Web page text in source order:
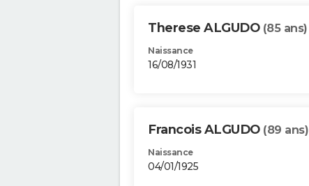
Therese ALGUDO (85 ans)
Naissance
16/08/1931
Francois ALGUDO (89 ans)
Naissance
04/01/1925